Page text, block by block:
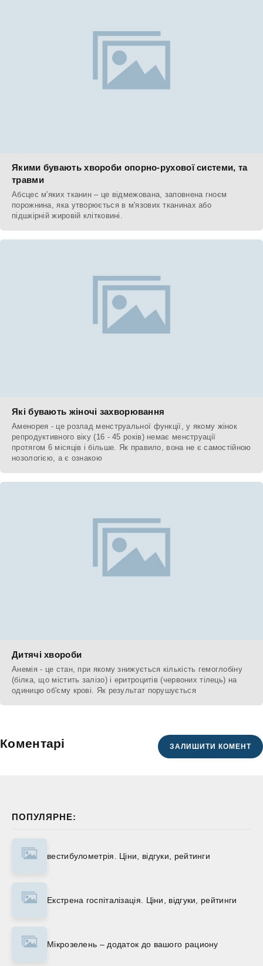
ПОПУЛЯРНЕ:
вестибулометрія. Ціни, відгуки, рейтинги
Екстрена госпіталізація. Ціни, відгуки, рейтинги
Мікрозелень – додаток до вашого рациону
Якими бувають хвороби опорно-рухової системи, та
травми
Абсцес м'яких тканин – це відмежована, заповнена гноєм
порожнина, яка утворюється в м'язових тканинах або
підшкірній жировій клітковині.
Які бувають жіночі захворювання
Аменорея - це розлад менструальної функції, у якому жінок
репродуктивного віку (16 - 45 років) немає менструації
протягом 6 місяців і більше. Як правило, вона не є самостійною
нозологією, а є ознакою
Дитячі хвороби
Анемія - це стан, при якому знижується кількість гемоглобіну
(білка, що містить залізо) і еритроцитів (червоних тілець) на
одиницю об'єму крові. Як результат порушується
Коментарі ЗАЛИШИТИ КОМЕНТ